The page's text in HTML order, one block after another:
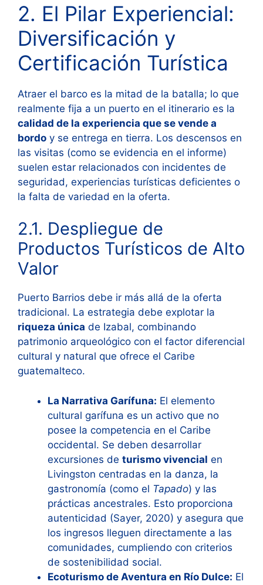
2. El Pilar Experiencial:
Diversificación y
Certificación Turística
Atraer el barco es la mitad de la batalla; lo que
realmente fija a un puerto en el itinerario es la
calidad de la experiencia que se vende a
bordo y se entrega en tierra. Los descensos en
las visitas (como se evidencia en el informe)
suelen estar relacionados con incidentes de
seguridad, experiencias turísticas deficientes o
la falta de variedad en la oferta.
2.1. Despliegue de
Productos Turísticos de Alto
Valor
Puerto Barrios debe ir más allá de la oferta
tradicional. La estrategia debe explotar la
riqueza única de Izabal, combinando
patrimonio arqueológico con el factor diferencial
cultural y natural que ofrece el Caribe
guatemalteco.
La Narrativa Garífuna: El elemento
cultural garífuna es un activo que no
posee la competencia en el Caribe
occidental. Se deben desarrollar
excursiones de turismo vivencial en
Livingston centradas en la danza, la
gastronomía (como el Tapado) y las
prácticas ancestrales. Esto proporciona
autenticidad (Sayer, 2020) y asegura que
los ingresos lleguen directamente a las
comunidades, cumpliendo con criterios
de sostenibilidad social.
Ecoturismo de Aventura en Río Dulce: El